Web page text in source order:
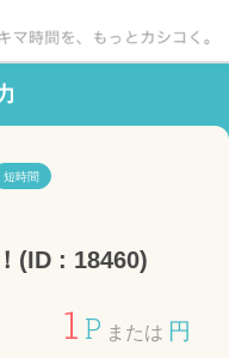
短時間
(ID : 18460)
1 P または 円